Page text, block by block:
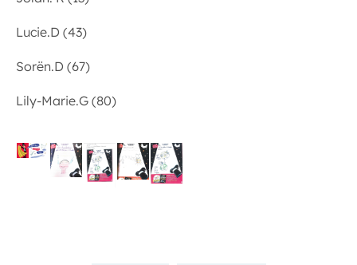
Lucie.D (43)
Sorën.D (67)
Lily-Marie.G (80)